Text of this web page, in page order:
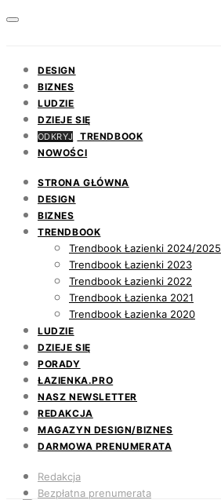
DESIGN
BIZNES
LUDZIE
DZIEJE SIĘ
ODKRYJ
TRENDBOOK
NOWOŚCI
STRONA GŁÓWNA
DESIGN
BIZNES
TRENDBOOK
Trendbook Łazienki 2024/2025
Trendbook Łazienki 2023
Trendbook Łazienki 2022
Trendbook Łazienka 2021
Trendbook Łazienka 2020
LUDZIE
DZIEJE SIĘ
PORADY
ŁAZIENKA.PRO
NASZ NEWSLETTER
REDAKCJA
MAGAZYN DESIGN/BIZNES
DARMOWA PRENUMERATA
Redakcja
Bezpłatna prenumerata